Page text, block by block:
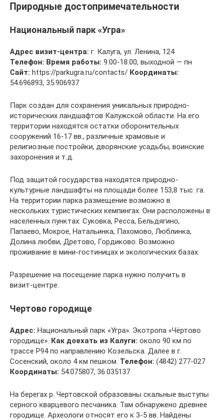
Природные достопримечательности
Национальный парк «Угра»
Адрес визит-центра: г. Калуга, ул. Ленина, 124
Телефон: Время работы: 9.00-18.00, выходной — пн
Сайт: https://parkugra.ru/contacts/ Координаты:
54.696893, 35.906937
Парк создан для сохранения уникальных природно-
исторических ландшафтов Калужской области. На его
территории находятся остатки оборонительных
сооружений 16-17 вв., различные храмовые и
религиозные постройки, дворянские усадьбы, воинские
захоронения и т.д.
Под защитой государства находятся природно-
культурные ландшафты на площади более 153,8 тыс. га.
На территории парка размещение возможно в
нескольких туристических кемпингах. Они расположены в
населенных пунктах: Суковка, Ресса, Бельдягино,
Папаево, Мокрое, Натальинка, Пахомово, Люблинка,
Долина любви, Дретово, Гордиково. Возможно
проживание в мини-гостиницах и экологических базах.
Разрешение на посещение парка нужно получить в
визит-центре.
Чертово городище
Адрес: Национальный парк «Угра». Экотропа «Чёртово
городище». Как доехать из Калуги: около 90 км по
трассе Р94 по направлению Козельска. Далее в г.
Сосенский, около 4 км пешком. Телефон: (4842) 277-027
Координаты: 54.075807, 36.035137
На берегах р. Чертовской образованы скальные выступы
серного кварцевого песчаника. Там обнаружено древнее
городище. Археологи относят его к 3-5 вв. Найдены